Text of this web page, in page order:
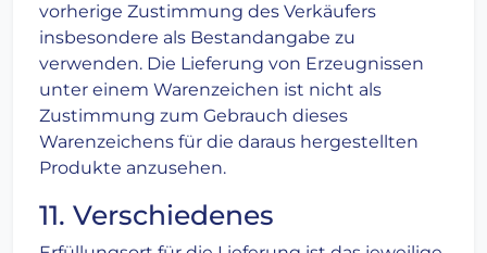
vorherige Zustimmung des Verkäufers
insbesondere als Bestandangabe zu
verwenden. Die Lieferung von Erzeugnissen
unter einem Warenzeichen ist nicht als
Zustimmung zum Gebrauch dieses
Warenzeichens für die daraus hergestellten
Produkte anzusehen.
11. Verschiedenes